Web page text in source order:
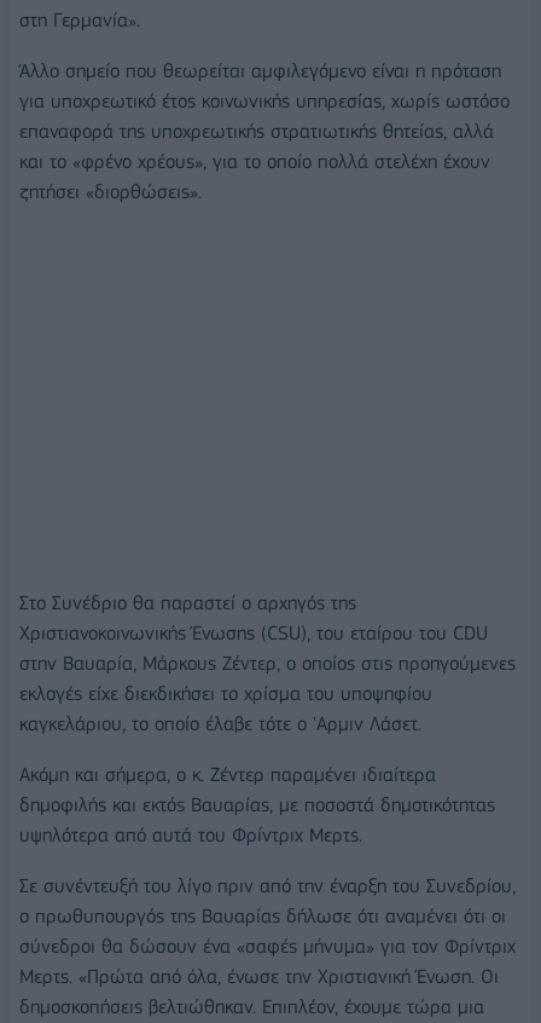
στη Γερμανία».
Άλλο σημείο που θεωρείται αμφιλεγόμενο είναι η πρόταση
για υποχρεωτικό έτος κοινωνικής υπηρεσίας, χωρίς ωστόσο
επαναφορά της υποχρεωτικής στρατιωτικής θητείας, αλλά
και το «φρένο χρέους», για το οποίο πολλά στελέχη έχουν
ζητήσει «διορθώσεις».
Στο Συνέδριο θα παραστεί ο αρχηγός της
Χριστιανοκοινωνικής Ένωσης (CSU), του εταίρου του CDU
στην Βαυαρία, Μάρκους Ζέντερ, ο οποίος στις προηγούμενες
εκλογές είχε διεκδικήσει το χρίσμα του υποψηφίου
καγκελάριου, το οποίο έλαβε τότε ο 'Αρμιν Λάσετ.
Ακόμη και σήμερα, ο κ. Ζέντερ παραμένει ιδιαίτερα
δημοφιλής και εκτός Βαυαρίας, με ποσοστά δημοτικότητας
υψηλότερα από αυτά του Φρίντριχ Μερτς.
Σε συνέντευξή του λίγο πριν από την έναρξη του Συνεδρίου,
ο πρωθυπουργός της Βαυαρίας δήλωσε ότι αναμένει ότι οι
σύνεδροι θα δώσουν ένα «σαφές μήνυμα» για τον Φρίντριχ
Μερτς. «Πρώτα από όλα, ένωσε την Χριστιανική Ένωση. Οι
δημοσκοπήσεις βελτιώθηκαν. Επιπλέον, έχουμε τώρα μια